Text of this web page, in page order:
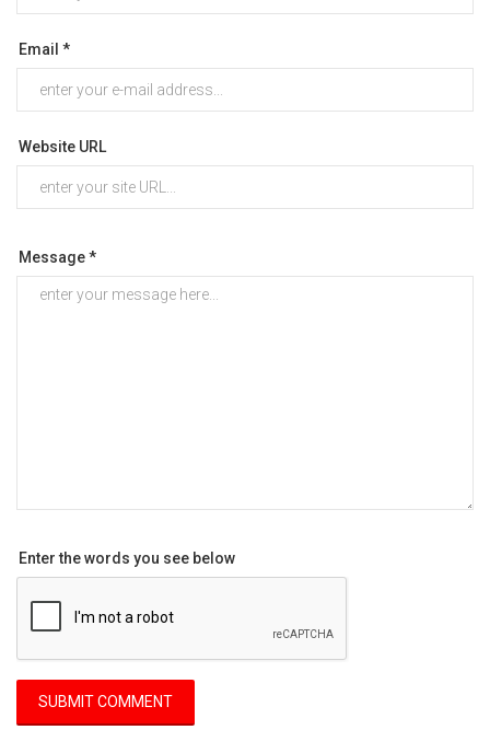
Email *
Website URL
Message *
Enter the words you see below